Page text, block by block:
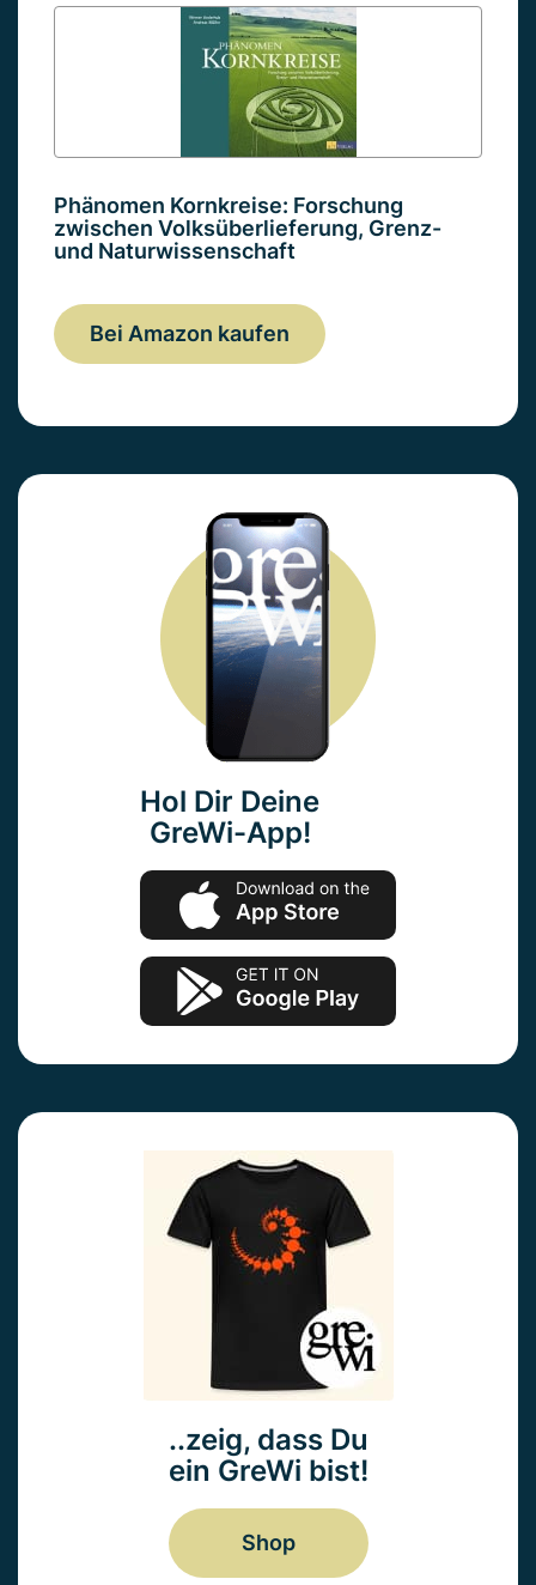
Phänomen Kornkreise: Forschung
zwischen Volksüberlieferung, Grenz-
und Naturwissenschaft
Bei Amazon kaufen
Hol Dir Deine
GreWi-App!
..zeig, dass Du
ein GreWi bist!
Shop